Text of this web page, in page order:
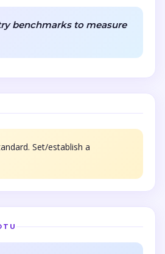
benchmarks to measure
Set/establish a